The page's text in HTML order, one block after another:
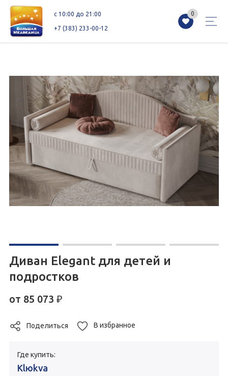
+7 (383) 233-00-12
c 10:00 до 21:00 0
Магазины Каталог Акции
Как добраться Сервисы Контакты
Схемы этажей Новоселам
+7 (383) 233-00-12
c 10:00 до 21:00
Диван Elegant для детей и
подростков
Поделиться В избранное
от 85 073 ₽
Где купить:
Klюkva